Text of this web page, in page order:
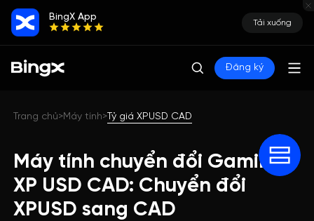
BingX App
Tải xuống
Đăng ký
Trang chủ>Máy tính>Tỷ giá XPUSD CAD
Máy tính chuyển đổi Gaming
XP USD CAD: Chuyển đổi
XPUSD sang CAD